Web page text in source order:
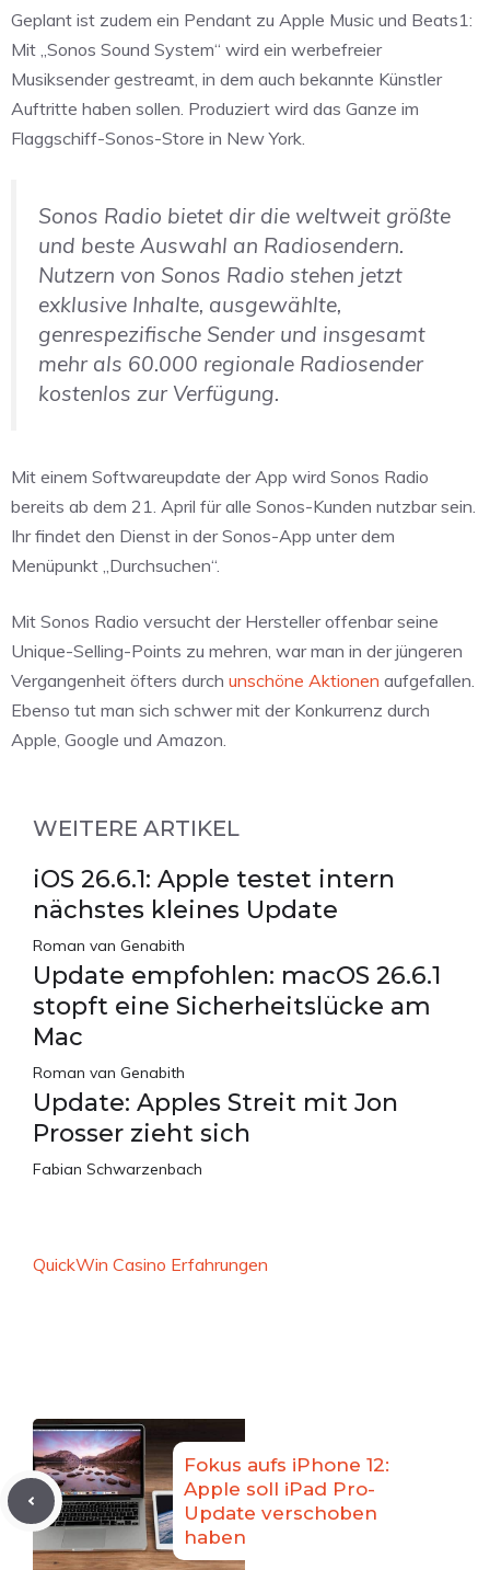
Geplant ist zudem ein Pendant zu Apple Music und Beats1:
Mit „Sonos Sound System“ wird ein werbefreier
Musiksender gestreamt, in dem auch bekannte Künstler
Auftritte haben sollen. Produziert wird das Ganze im
Flaggschiff-Sonos-Store in New York.
Sonos Radio bietet dir die weltweit größte
und beste Auswahl an Radiosendern.
Nutzern von Sonos Radio stehen jetzt
exklusive Inhalte, ausgewählte,
genrespezifische Sender und insgesamt
mehr als 60.000 regionale Radiosender
kostenlos zur Verfügung.
Mit einem Softwareupdate der App wird Sonos Radio
bereits ab dem 21. April für alle Sonos-Kunden nutzbar sein.
Ihr findet den Dienst in der Sonos-App unter dem
Menüpunkt „Durchsuchen“.
Mit Sonos Radio versucht der Hersteller offenbar seine
Unique-Selling-Points zu mehren, war man in der jüngeren
Vergangenheit öfters durch unschöne Aktionen aufgefallen.
Ebenso tut man sich schwer mit der Konkurrenz durch
Apple, Google und Amazon.
WEITERE ARTIKEL
iOS 26.6.1: Apple testet intern
nächstes kleines Update
Roman van Genabith
Update empfohlen: macOS 26.6.1
stopft eine Sicherheitslücke am
Mac
Roman van Genabith
Update: Apples Streit mit Jon
Prosser zieht sich
Fabian Schwarzenbach
QuickWin Casino Erfahrungen
Fokus aufs iPhone 12:
Apple soll iPad Pro-
Update verschoben
haben